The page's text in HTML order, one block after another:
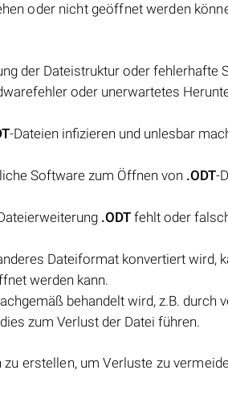
oder nicht geöffnet werden
der Dateistruktur oder fehlerhafte
oder unerwartetes
-Dateien infizieren und unlesbar
Software zum Öffnen von .ODT-
.ODT fehlt oder
Dateiformat konvertiert wird,
werden kann.
behandelt wird, z.B. durch
zum Verlust der Datei führen.
zu erstellen, um Verluste zu